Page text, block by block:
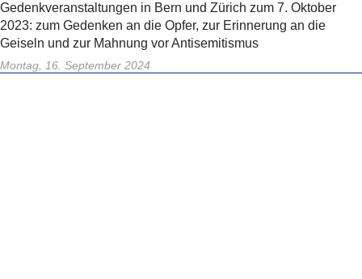
Gedenkveranstaltungen in Bern und Zürich zum 7. Oktober
2023: zum Gedenken an die Opfer, zur Erinnerung an die
Geiseln und zur Mahnung vor Antisemitismus
Montag, 16. September 2024